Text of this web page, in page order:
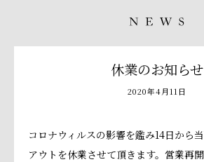
休業のお知らせ
2020年4月11日
コロナウィルスの影響を鑑み14日から
アウトを休業させて頂きます。営業再